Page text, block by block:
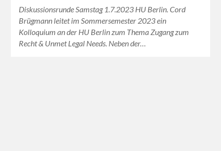
Diskussionsrunde Samstag 1.7.2023 HU Berlin. Cord
Brügmann leitet im Sommersemester 2023 ein
Kolloquium an der HU Berlin zum Thema Zugang zum
Recht & Unmet Legal Needs. Neben der…